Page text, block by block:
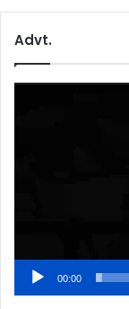
Advt.
00:00